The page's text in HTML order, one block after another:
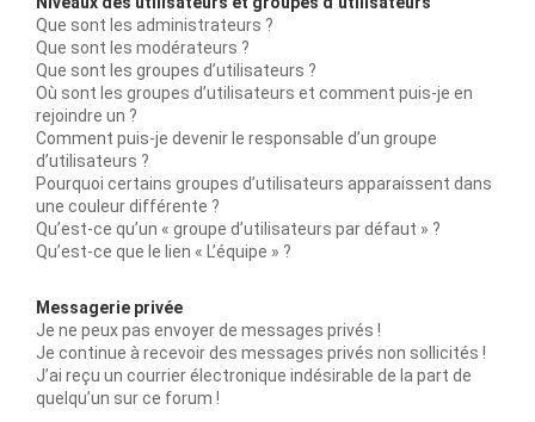
Que sont les administrateurs ?
Que sont les modérateurs ?
Que sont les groupes d’utilisateurs ?
Où sont les groupes d’utilisateurs et comment puis-je en
rejoindre un ?
Comment puis-je devenir le responsable d’un groupe
d’utilisateurs ?
Pourquoi certains groupes d’utilisateurs apparaissent dans
une couleur différente ?
Qu’est-ce qu’un « groupe d’utilisateurs par défaut » ?
Qu’est-ce que le lien « L’équipe » ?
Messagerie privée
Je ne peux pas envoyer de messages privés !
Je continue à recevoir des messages privés non sollicités !
J’ai reçu un courrier électronique indésirable de la part de
quelqu’un sur ce forum !